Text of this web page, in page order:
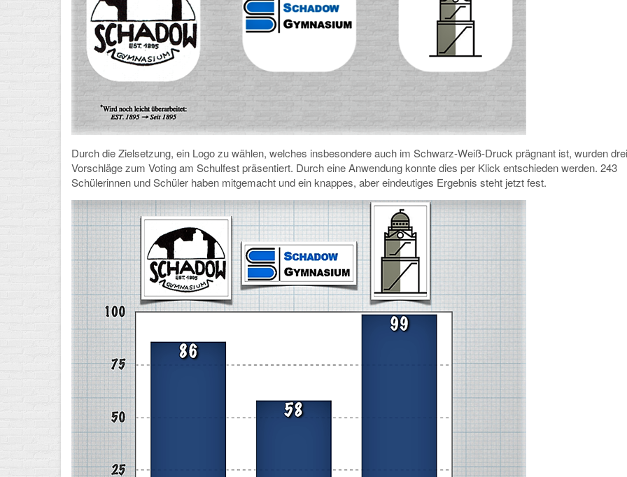
Durch die Zielsetzung, ein Logo zu wählen, welches insbesondere auch im Schwarz-Weiß-Druck prägnant ist, wurden drei
Vorschläge zum Voting am Schulfest präsentiert. Durch eine Anwendung konnte dies per Klick entschieden werden. 243
Schülerinnen und Schüler haben mitgemacht und ein knappes, aber eindeutiges Ergebnis steht jetzt fest.